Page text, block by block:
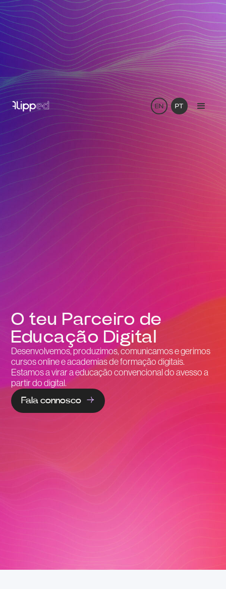
EN PT
O teu Parceiro de
Educação Digital
Desenvolvemos, produzimos, comunicamos e gerimos
cursos online e academias de formação digitais.
Estamos a virar a educação convencional do avesso a
partir do digital.
Fala connosco